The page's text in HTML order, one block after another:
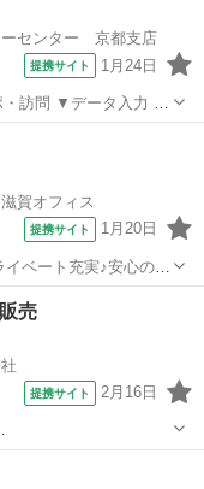
ーセンター 京都支店
提携サイト 1月24日
訪問 ▼データ入力 →
躍中♪ 長く働いている
賀オフィス
提携サイト 1月20日
ベート充実♪安心の自
巡回およびテレア
売
提携サイト 2月16日
・最寄
ド・ファ...